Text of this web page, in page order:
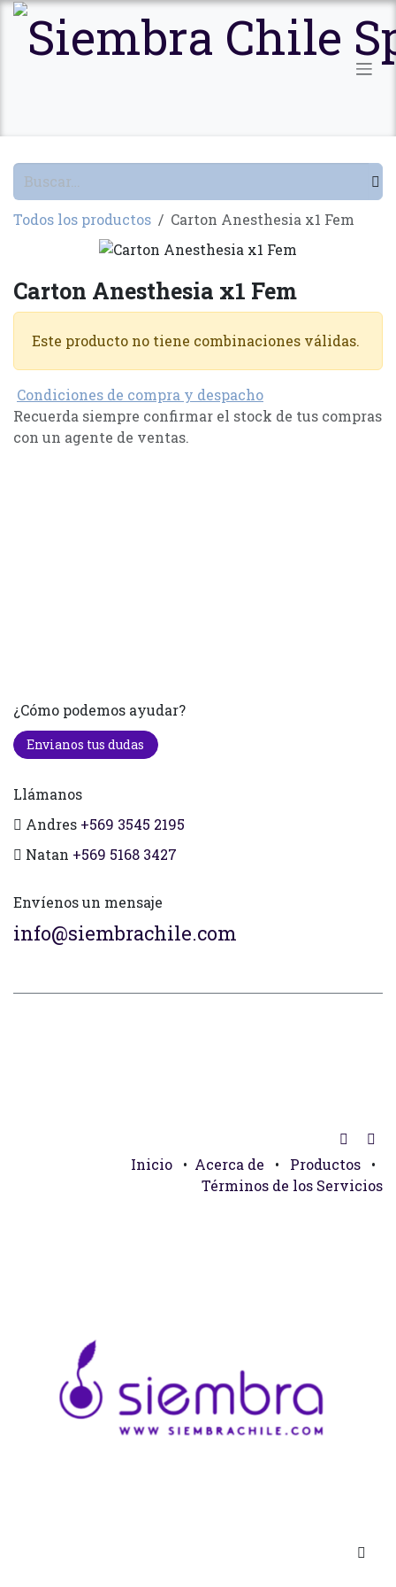
Ir al contenido
Todos los productos Carton Anesthesia x1 Fem
Carton Anesthesia x1 Fem
Este producto no tiene combinaciones válidas.
Condiciones de compra y despacho
Recuerda siempre confirmar el stock de tus compras
con un agente de ventas.
¿Cómo podemos ayudar?
Envianos tus dudas
Llámanos
Andres +569 3545 2195
Natan +569 5168 3427
Envíenos un mensaje
info@siembrachile.com
Inicio • Acerca de • Productos
•
Términos de los Servicios